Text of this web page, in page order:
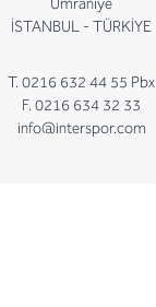
İSTANBUL - TÜRKİYE
T. 0216 632 44 55 Pbx
F. 0216 634 32 33
info@interspor.com